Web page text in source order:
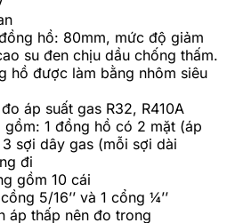
hồ: 80mm, mức độ giảm
su đen chịu dầu chống thấm.
hồ được làm bằng nhôm siêu
áp suất gas R32, R410A
gồm: 1 đồng hồ có 2 mặt (áp
sợi dây gas (mỗi sợi dài
đi
gồm 10 cái
5/16’’ và 1 cổng ¼’’
áp thấp nên đo trong